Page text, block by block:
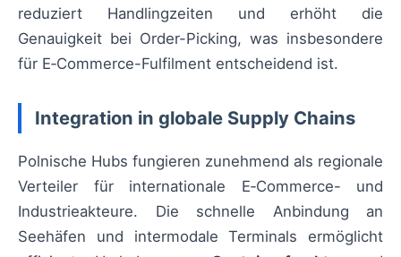
reduziert Handlingzeiten und erhöht die
Genauigkeit bei Order-Picking, was insbesondere
für E‑Commerce-Fulfilment entscheidend ist.
Integration in globale Supply Chains
Polnische Hubs fungieren zunehmend als regionale
Verteiler für internationale E‑Commerce- und
Industrieakteure. Die schnelle Anbindung an
Seehäfen und intermodale Terminals ermöglicht